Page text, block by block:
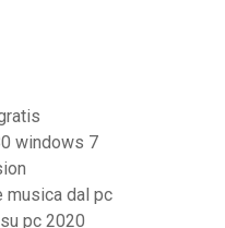
windows 7
musica dal pc
pc 2020